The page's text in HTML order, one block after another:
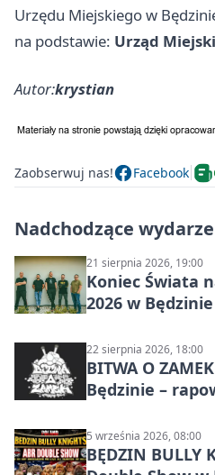
Urzędu Miejskiego w
na podstawie: Urząd
Autor:krystian
Zaobserwuj nas! Facebook
Nadchodzące
21 sierpnia 2026, 19:00
Koniec Świata
2026 w Będzinie
22 sierpnia 2026, 18:00
BITWA O
Będzinie –
5 września 2026, 08:00
BĘDZIN BULLY